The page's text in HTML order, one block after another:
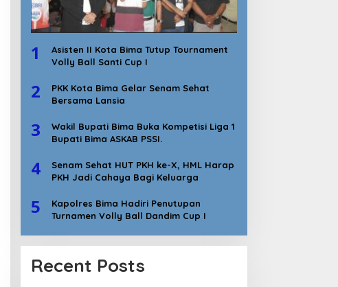
1
Asisten II Kota Bima Tutup Tournament
Volly Ball Santi Cup I
2
PKK Kota Bima Gelar Senam Sehat
Bersama Lansia
3
Wakil Bupati Bima Buka Kompetisi Liga 1
Bupati Bima ASKAB PSSI.
4
Senam Sehat HUT PKH ke-X, HML Harap
PKH Jadi Cahaya Bagi Keluarga
5
Kapolres Bima Hadiri Penutupan
Turnamen Volly Ball Dandim Cup I
Recent Posts